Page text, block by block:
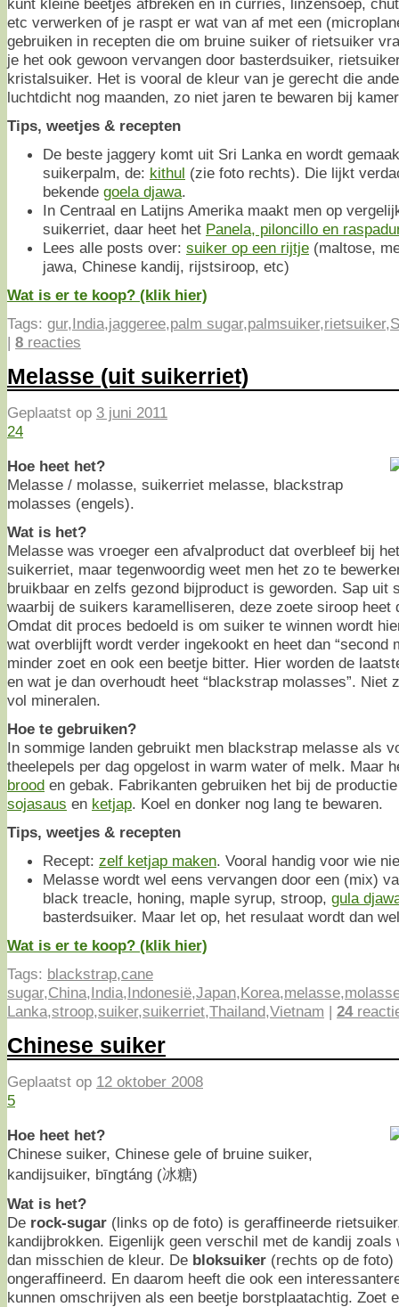
etc verwerken of je raspt er wat van af met een
gebruiken in recepten die om bruine suiker of rietsuiker
je het ook gewoon vervangen door basterdsuiker,
kristalsuiker. Het is vooral de kleur van je gerecht die
luchtdicht nog maanden, zo niet jaren te bewaren bij
Tips, weetjes & recepten
De beste jaggery komt uit Sri Lanka en wordt
suikerpalm, de: kithul (zie foto rechts). Die lijkt
bekende goela djawa.
In Centraal en Latijns Amerika maakt men op
suikerriet, daar heet het Panela, piloncillo en
Lees alle posts over: suiker op een rijtje (maltose,
jawa, Chinese kandij, rijstsiroop, etc)
Wat is er te koop? (klik hier)
Tags: gur,India,jaggeree,palm sugar,palmsuiker,rietsuiker,
| 8 reacties
Melasse (uit suikerriet)
Geplaatst op 3 juni 2011
24
Hoe heet het?
Melasse / molasse, suikerriet melasse, blackstrap
molasses (engels).
Wat is het?
Melasse was vroeger een afvalproduct dat overbleef bij
suikerriet, maar tegenwoordig weet men het zo te
bruikbaar en zelfs gezond bijproduct is geworden. Sap uit
waarbij de suikers karamelliseren, deze zoete siroop heet
Omdat dit proces bedoeld is om suiker te winnen wordt
wat overblijft wordt verder ingekookt en heet dan “second
minder zoet en ook een beetje bitter. Hier worden de
en wat je dan overhoudt heet “blackstrap molasses”. Niet
vol mineralen.
Hoe te gebruiken?
In sommige landen gebruikt men blackstrap melasse als
theelepels per dag opgelost in warm water of melk. Maar
brood en gebak. Fabrikanten gebruiken het bij de
sojasaus en ketjap. Koel en donker nog lang te bewaren.
Tips, weetjes & recepten
Recept: zelf ketjap maken. Vooral handig voor wie
Melasse wordt wel eens vervangen door een (mix)
black treacle, honing, maple syrup, stroop, gula
basterdsuiker. Maar let op, het resulaat wordt dan
Wat is er te koop? (klik hier)
Tags: blackstrap,cane
sugar,China,India,Indonesië,Japan,Korea,melasse,
Lanka,stroop,suiker,suikerriet,Thailand,Vietnam | 24
Chinese suiker
Geplaatst op 12 oktober 2008
5
Hoe heet het?
Chinese suiker, Chinese gele of bruine suiker,
kandijsuiker, bīngtáng (冰糖)
Wat is het?
De rock-sugar (links op de foto) is geraffineerde
kandijbrokken. Eigenlijk geen verschil met de kandij zoals
dan misschien de kleur. De bloksuiker (rechts op de
ongeraffineerd. En daarom heeft die ook een
kunnen omschrijven als een beetje borstplaatachtig. Zoet